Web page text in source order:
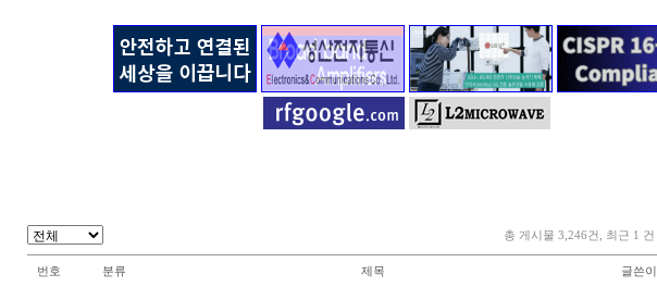
총 게시물 3,246건, 최근 1 건
번호 분류 제목 글쓴이